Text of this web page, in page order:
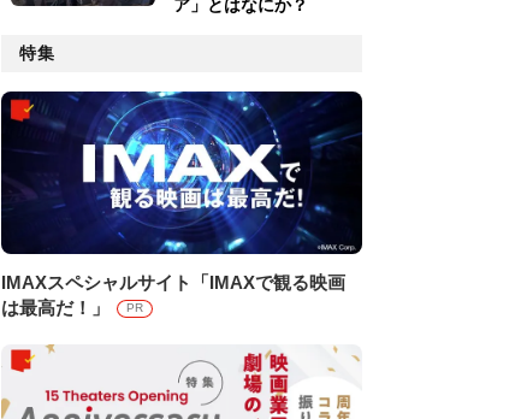
ア」とはなにか？
特集
IMAXスペシャルサイト「IMAXで観る映画
は最高だ！」
PR